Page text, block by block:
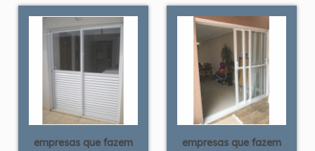
empresas que fazem
empresas que fazem